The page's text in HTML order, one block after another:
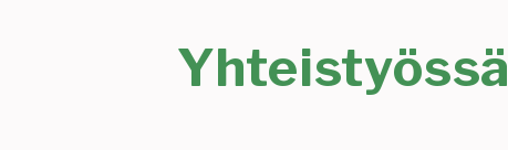
Yhteistyössä